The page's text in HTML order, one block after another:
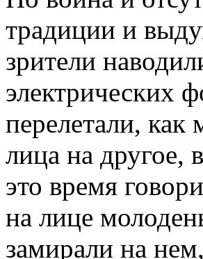
традиции и
зрители
электрических
перелетали,
лица на другое,
это время
на лице
замирали на